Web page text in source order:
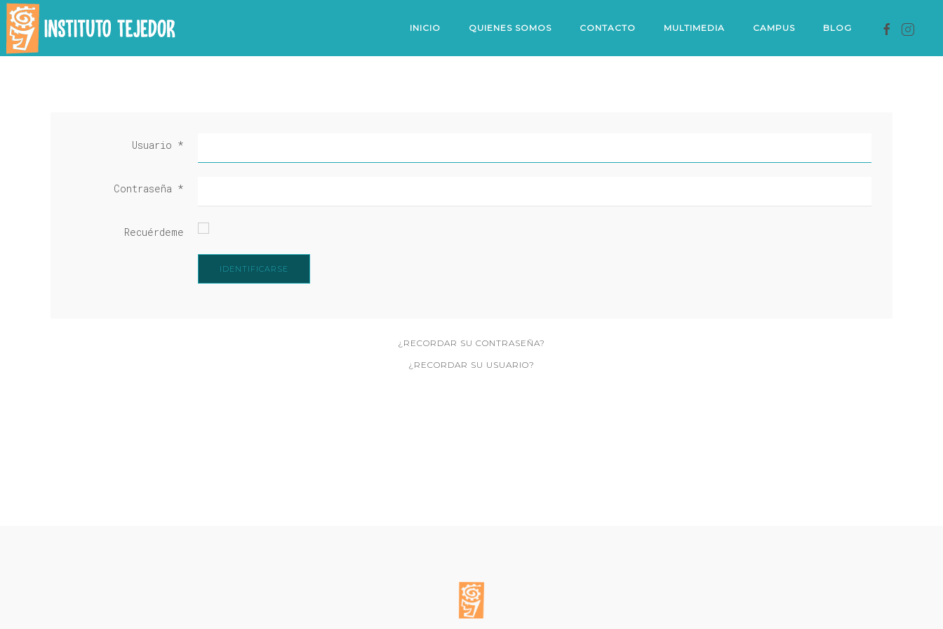
INICIO QUIENES SOMOS CONTACTO MULTIMEDIA CAMPUS BLOG
Usuario *
Contraseña *
Recuérdeme
IDENTIFICARSE
¿RECORDAR SU CONTRASEÑA?
¿RECORDAR SU USUARIO?